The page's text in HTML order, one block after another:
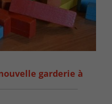
garderie à